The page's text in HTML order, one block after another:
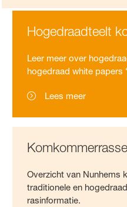
Hogedraadteelt
Leer meer over
hogedraad white papers
Lees meer
Overzicht van Nunhems
traditionele en
rasinformatie.